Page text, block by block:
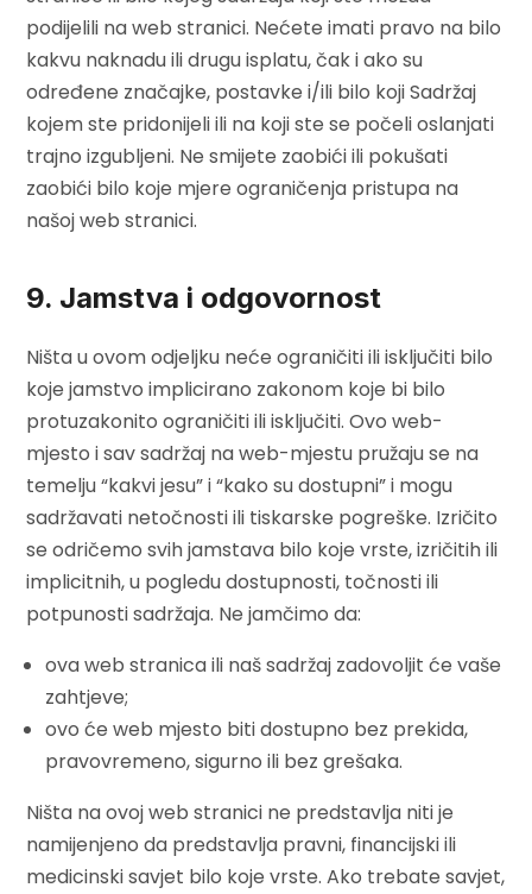
podijelili na web stranici. Nećete imati pravo na bilo
kakvu naknadu ili drugu isplatu, čak i ako su
određene značajke, postavke i/ili bilo koji Sadržaj
kojem ste pridonijeli ili na koji ste se počeli oslanjati
trajno izgubljeni. Ne smijete zaobići ili pokušati
zaobići bilo koje mjere ograničenja pristupa na
našoj web stranici.
9. Jamstva i odgovornost
Ništa u ovom odjeljku neće ograničiti ili isključiti bilo
koje jamstvo implicirano zakonom koje bi bilo
protuzakonito ograničiti ili isključiti. Ovo web-
mjesto i sav sadržaj na web-mjestu pružaju se na
temelju “kakvi jesu” i “kako su dostupni” i mogu
sadržavati netočnosti ili tiskarske pogreške. Izričito
se odričemo svih jamstava bilo koje vrste, izričitih ili
implicitnih, u pogledu dostupnosti, točnosti ili
potpunosti sadržaja. Ne jamčimo da:
ova web stranica ili naš sadržaj zadovoljit će vaše
zahtjeve;
ovo će web mjesto biti dostupno bez prekida,
pravovremeno, sigurno ili bez grešaka.
Ništa na ovoj web stranici ne predstavlja niti je
namijenjeno da predstavlja pravni, financijski ili
medicinski savjet bilo koje vrste. Ako trebate savjet,